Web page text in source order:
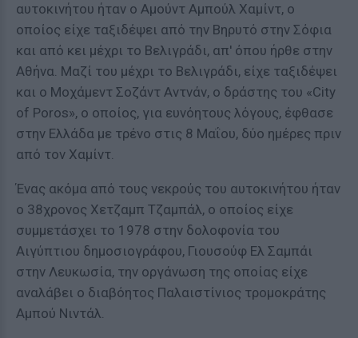
αυτοκινήτου ήταν ο Αμούντ Αμπούλ Χαμίντ, ο
οποίος είχε ταξιδέψει από την Βηρυτό στην Σόφια
και από κει μέχρι το Βελιγράδι, απ' όπου ήρθε στην
Αθήνα. Μαζί του μέχρι το Βελιγράδι, είχε ταξιδέψει
και ο Μοχάμεντ Σοζάντ Αντνάν, ο δράστης του «City
of Poros», ο οποίος, για ευνόητους λόγους, έφθασε
στην Ελλάδα με τρένο στις 8 Μαΐου, δύο ημέρες πριν
από τον Χαμίντ.
Ένας ακόμα από τους νεκρούς του αυτοκινήτου ήταν
ο 38χρονος Χετζαμπ Τζαμπάλ, ο οποίος είχε
συμμετάσχει το 1978 στην δολοφονία του
Αιγύπτιου δημοσιογράφου, Γιουσούφ Ελ Σαμπάι
στην Λευκωσία, την οργάνωση της οποίας είχε
αναλάβει ο διαβόητος Παλαιστίνιος τρομοκράτης
Αμπού Νιντάλ.